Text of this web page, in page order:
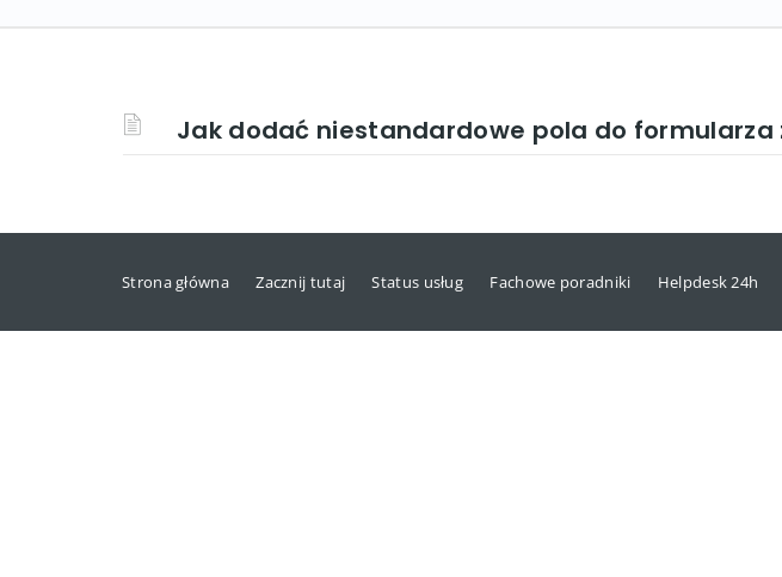
Jak dodać niestandardowe pola do formularza
Strona główna Zacznij tutaj Status usług Fachowe poradniki Helpdesk 24h